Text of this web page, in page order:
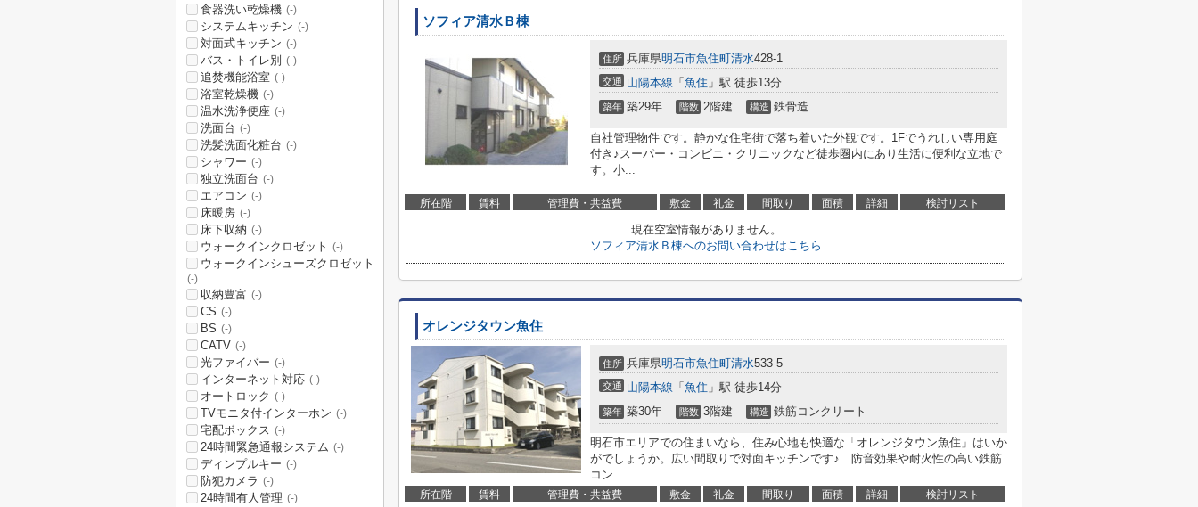
ソフィア清水Ｂ棟
住所 兵庫県明石市魚住町清水428-1
交通 山陽本線 「 魚住 」駅 徒歩13分
築年 築29年 階数 2階建 構造 鉄骨造
自社管理物件です。静かな住宅街で落ち着いた外観です。1Fでうれしい専用庭
付き♪スーパー・コンビニ・クリニックなど徒歩圏内にあり生活に便利な立地で
す。小...
所在階 賃料 管理費・共益費 敷金 礼金 間取り 面積 詳細 検討リスト
現在空室情報がありません。
ソフィア清水Ｂ棟へのお問い合わせはこちら
オレンジタウン魚住
住所 兵庫県明石市魚住町清水533-5
交通 山陽本線 「 魚住 」駅 徒歩14分
築年 築30年 階数 3階建 構造 鉄筋コンクリート
明石市エリアでの住まいなら、住み心地も快適な「オレンジタウン魚住」はいか
がでしょうか。広い間取りで対面キッチンです♪ 防音効果や耐火性の高い鉄筋
コン...
所在階 賃料 管理費・共益費 敷金 礼金 間取り 面積 詳細 検討リスト
食器洗い乾燥機 (-)
システムキッチン (-)
対面式キッチン (-)
バス・トイレ別 (-)
追焚機能浴室 (-)
浴室乾燥機 (-)
温水洗浄便座 (-)
洗面台 (-)
洗髪洗面化粧台 (-)
シャワー (-)
独立洗面台 (-)
エアコン (-)
床暖房 (-)
床下収納 (-)
ウォークインクロゼット (-)
ウォークインシューズクロゼット
(-)
収納豊富 (-)
CS (-)
BS (-)
CATV (-)
光ファイバー (-)
インターネット対応 (-)
オートロック (-)
TVモニタ付インターホン (-)
宅配ボックス (-)
24時間緊急通報システム (-)
ディンプルキー (-)
防犯カメラ (-)
24時間有人管理 (-)